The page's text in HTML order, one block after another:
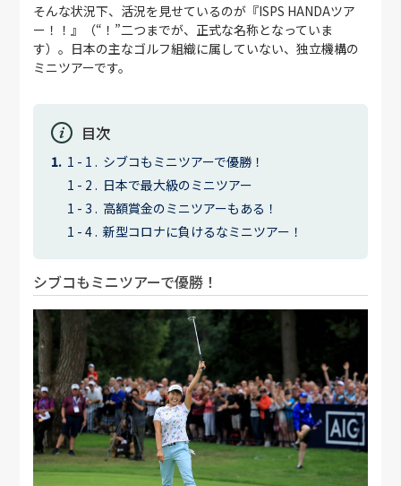
そんな状況下、活況を見せているのが『ISPS HANDAツア
ー！！』（“！”二つまでが、正式な名称となっていま
す）。日本の主なゴルフ組織に属していない、独立機構の
ミニツアーです。
目次
シブコもミニツアーで優勝！
日本で最大級のミニツアー
高額賞金のミニツアーもある！
新型コロナに負けるなミニツアー！
シブコもミニツアーで優勝！